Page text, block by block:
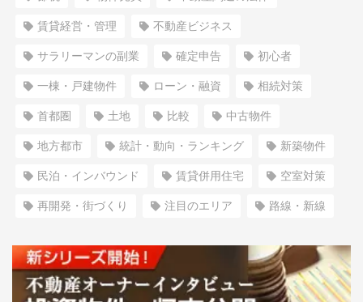
賃貸経営・管理 不動産ビジネス
サラリーマンの副業 確定申告 初心者
一棟・戸建物件 ローン・融資 相続対策
首都圏 土地 比較 中古物件
地方都市 統計・動向・ランキング 新築物件
民泊・インバウンド 賃貸併用住宅 空室対策
再開発・街づくり 注目のエリア 路線・新線